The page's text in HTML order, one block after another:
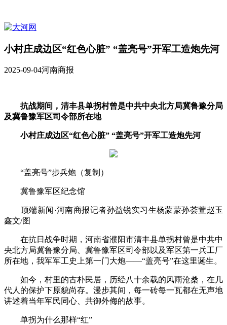
小村庄成边区“红色心脏” “盖亮号”开军工造炮先河
2025-09-04河南商报
抗战期间，清丰县单拐村曾是中共中央北方局冀鲁豫分局
及冀鲁豫军区司令部所在地
小村庄成边区“红色心脏” “盖亮号”开军工造炮先河
“盖亮号”步兵炮（复制）
冀鲁豫军区纪念馆
顶端新闻·河南商报记者孙益锐实习生杨蒙蒙孙荟萱赵玉
鑫文/图
在抗日战争时期，河南省濮阳市清丰县单拐村曾是中共中
央北方局冀鲁豫分局、冀鲁豫军区司令部以及军区第一兵工厂
所在地，我军军工史上第一门大炮——“盖亮号”在这里诞生。
如今，村里的古朴民居，历经八十余载的风雨沧桑，在几
代人的保护下原貌尚存。漫步其间，每一砖每一瓦都在无声地
讲述着当年军民同心、共御外侮的故事。
单拐为什么那样“红”